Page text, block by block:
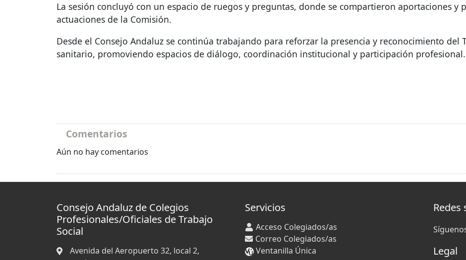
La sesión concluyó con un espacio de ruegos y preguntas, donde se compartieron aportaciones y
actuaciones de la Comisión.
Desde el Consejo Andaluz se continúa trabajando para reforzar la presencia y reconocimiento del
sanitario, promoviendo espacios de diálogo, coordinación institucional y participación profesional.
Comentarios
Aún no hay comentarios
Consejo Andaluz de Colegios
Profesionales/Oficiales de Trabajo
Social
Avenida del Aeropuerto 32, local 2,
Servicios
Acceso Colegiados/as
Correo Colegiados/as
Ventanilla Única
Redes
Legal